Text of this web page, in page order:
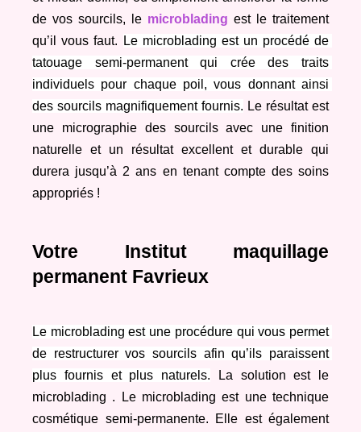
de vos sourcils, le microblading est le traitement
qu’il vous faut.
Le microblading est un procédé de
tatouage semi-permanent qui crée des traits
individuels pour chaque poil, vous donnant ainsi
des sourcils magnifiquement fournis. Le résultat est
une micrographie des sourcils avec une finition
naturelle et un résultat excellent et durable qui
durera jusqu’à 2 ans en tenant compte des soins
appropriés !
Votre Institut maquillage
permanent Favrieux
Le microblading est une procédure qui vous permet
de restructurer vos sourcils afin qu’ils paraissent
plus fournis et plus naturels. La solution est le
microblading . Le microblading est une technique
cosmétique semi-permanente. Elle est également